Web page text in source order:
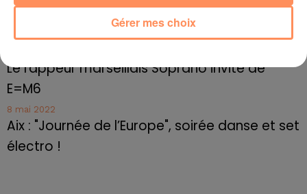
Marseille : appel à témoins pour retrouver
Le rappeur marseillais Soprano invité de
E=M6
8 mai 2022
Aix : "Journée de l’Europe", soirée danse et set
électro !
Gérer mes choix